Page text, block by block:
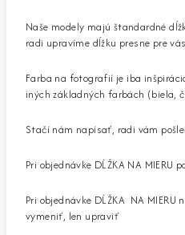
Naše modely majú štandardné
radi upravíme dĺžku presne pre
Farba na fotografií je iba
iných základných farbách (biela,
Stačí nám napísať, radi vám
Pri objednávke DĹŽKA NA MIERU
Pri objednávke DĹŽKA NA
vymeniť, len upraviť